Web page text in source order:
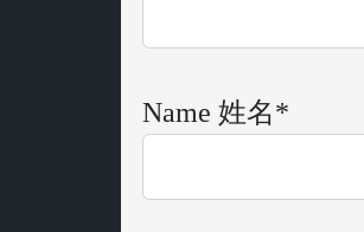
Name 姓名*